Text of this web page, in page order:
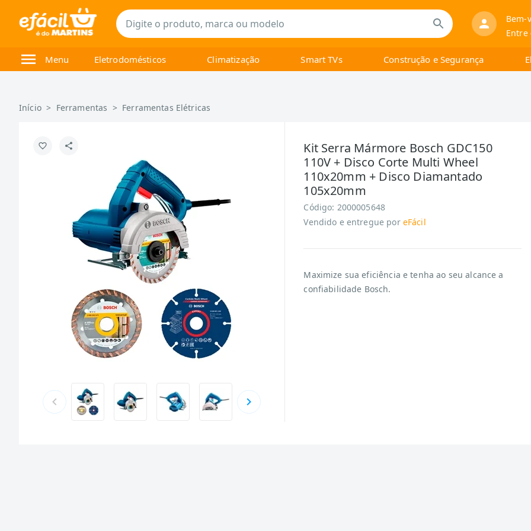
Bem-
Entre
Menu Eletrodomésticos Climatização Smart TVs Construção e Segurança
Início > Ferramentas > Ferramentas Elétricas
Kit Serra Mármore Bosch GDC150
110V + Disco Corte Multi Wheel
110x20mm + Disco Diamantado
105x20mm
Código: 2000005648
Vendido e entregue por eFácil
Maximize sua eficiência e tenha ao seu alcance a
confiabilidade Bosch.